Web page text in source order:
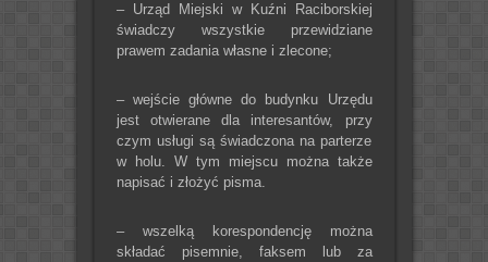
– Urząd Miejski w Kuźni Raciborskiej
świadczy wszystkie przewidziane
prawem zadania własne i zlecone;
– wejście główne do budynku Urzędu
jest otwierane dla interesantów, przy
czym usługi są świadczona na parterze
w holu. W tym miejscu można także
napisać i złożyć pisma.
– wszelką korespondencję można
składać pisemnie, faksem lub za